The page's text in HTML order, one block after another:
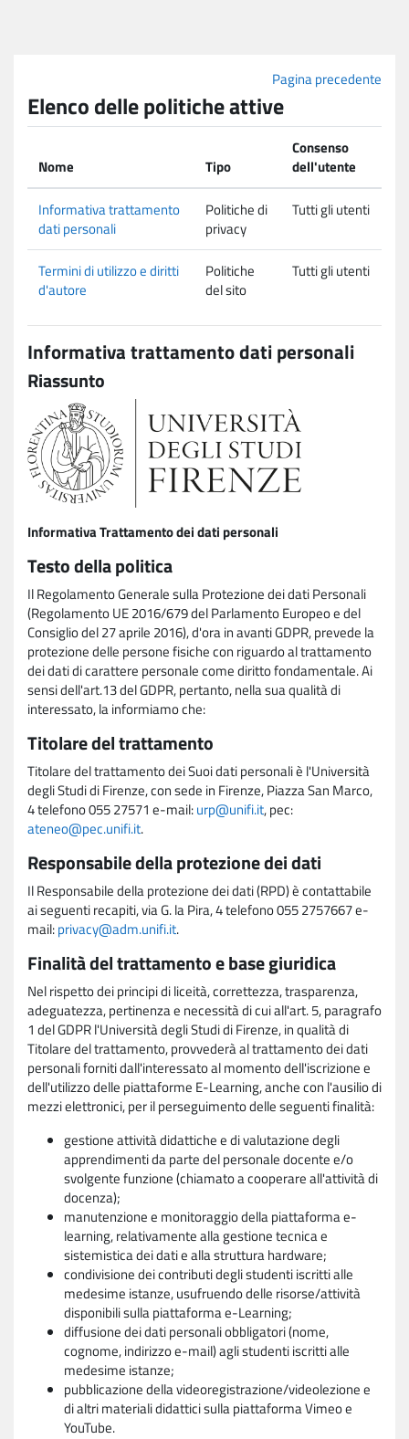
Pagina precedente
Elenco delle politiche attive
Nome Tipo
Consenso
dell'utente
Informativa trattamento
dati personali
Politiche di
privacy
Tutti gli utenti
Termini di utilizzo e diritti
d'autore
Politiche
del sito
Tutti gli utenti
Informativa trattamento dati personali
Riassunto
Informativa Trattamento dei dati personali
Testo della politica
Il Regolamento Generale sulla Protezione dei dati Personali
(Regolamento UE 2016/679 del Parlamento Europeo e del
Consiglio del 27 aprile 2016), d'ora in avanti GDPR, prevede la
protezione delle persone fisiche con riguardo al trattamento
dei dati di carattere personale come diritto fondamentale. Ai
sensi dell'art.13 del GDPR, pertanto, nella sua qualità di
interessato, la informiamo che:
Titolare del trattamento
Titolare del trattamento dei Suoi dati personali è l'Università
degli Studi di Firenze, con sede in Firenze, Piazza San Marco,
4 telefono 055 27571 e-mail:urp@unifi.it, pec:
ateneo@pec.unifi.it.
Responsabile della protezione dei dati
Il Responsabile della protezione dei dati (RPD) è contattabile
ai seguenti recapiti, via G. la Pira, 4 telefono 055 2757667 e-
mail:privacy@adm.unifi.it.
Finalità del trattamento e base giuridica
Nel rispetto dei principi di liceità, correttezza, trasparenza,
adeguatezza, pertinenza e necessità di cui all'art. 5, paragrafo
1 del GDPR l'Università degli Studi di Firenze, in qualità di
Titolare del trattamento, provvederà al trattamento dei dati
personali forniti dall'interessato al momento dell'iscrizione e
dell'utilizzo delle piattaforme E-Learning, anche con l'ausilio di
mezzi elettronici, per il perseguimento delle seguenti finalità:
gestione attività didattiche e di valutazione degli
apprendimenti da parte del personale docente e/o
svolgente funzione (chiamato a cooperare all'attività di
docenza);
manutenzione e monitoraggio della piattaforma e-
learning, relativamente alla gestione tecnica e
sistemistica dei dati e alla struttura hardware;
condivisione dei contributi degli studenti iscritti alle
medesime istanze, usufruendo delle risorse/attività
disponibili sulla piattaforma e-Learning;
diffusione dei dati personali obbligatori (nome,
cognome, indirizzo e-mail) agli studenti iscritti alle
medesime istanze;
pubblicazione della videoregistrazione/videolezione e
di altri materiali didattici sulla piattaforma Vimeo e
YouTube.